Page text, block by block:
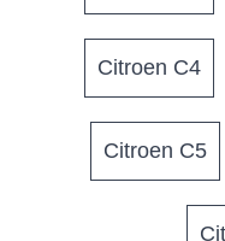
Citroen C4
Citroen C5